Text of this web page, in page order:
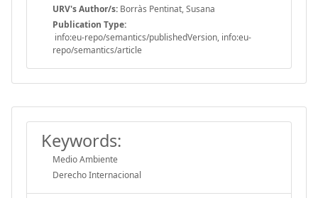
URV's Author/s: Borràs Pentinat, Susana
Publication Type:
info:eu-repo/semantics/publishedVersion, info:eu-
repo/semantics/article
Keywords:
Medio Ambiente
Derecho Internacional